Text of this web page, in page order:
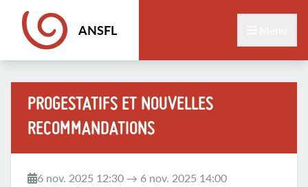
ANSFL
PROGESTATIFS ET NOUVELLES
RECOMMANDATIONS
6 nov. 2025 12:30 → 6 nov. 2025 14:00